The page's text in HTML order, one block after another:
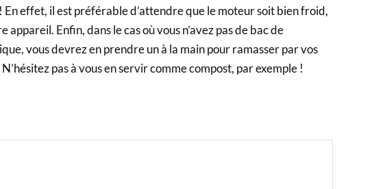
effet, il est préférable d’attendre que le moteur soit bien froid,
Enfin, dans le cas où vous n’avez pas de bac de
vous devrez en prendre un à la main pour ramasser par vos
pas à vous en servir comme compost, par exemple !